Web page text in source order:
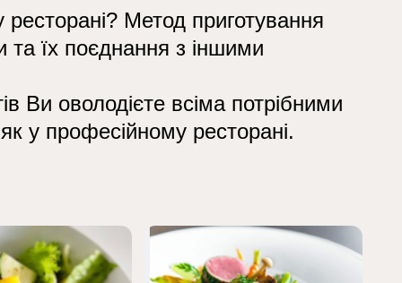
Метод приготування
та їх поєднання з іншими
Ви оволодієте всіма потрібними
у професійному ресторані.